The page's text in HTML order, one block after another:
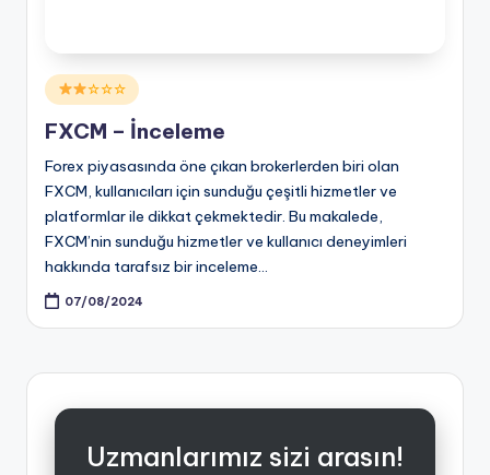
Posted
in
☆☆☆
FXCM – İnceleme
Forex piyasasında öne çıkan brokerlerden biri olan
FXCM, kullanıcıları için sunduğu çeşitli hizmetler ve
platformlar ile dikkat çekmektedir. Bu makalede,
FXCM’nin sunduğu hizmetler ve kullanıcı deneyimleri
hakkında tarafsız bir inceleme…
07/08/2024
Uzmanlarımız sizi arasın!